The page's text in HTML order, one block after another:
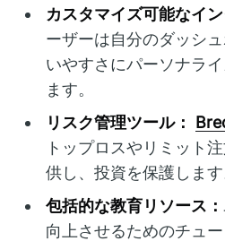
カスタマイズ可能なイ
ーザーは自分のダッシ
いやすさにパーソナラ
ます。
リスク管理ツール：
トップロスやリミット
供し、投資を保護します
包括的な教育リソース：
向上させるためのチュ